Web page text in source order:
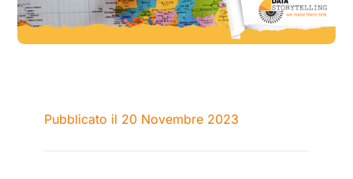
Pubblicato il 20 Novembre 2023